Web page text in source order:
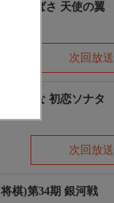
羽川つばさ 天使の翼
次回放送
秋田そな 初恋ソナタ
次回放送
将棋)第34期 銀河戦